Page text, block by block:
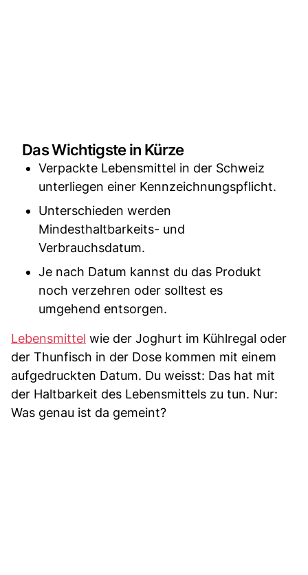
Das Wichtigste in Kürze
Verpackte Lebensmittel in der Schweiz
unterliegen einer Kennzeichnungspflicht.
Unterschieden werden
Mindesthaltbarkeits- und
Verbrauchsdatum.
Je nach Datum kannst du das Produkt
noch verzehren oder solltest es
umgehend entsorgen.
Lebensmittel wie der Joghurt im Kühlregal oder
der Thunfisch in der Dose kommen mit einem
aufgedruckten Datum. Du weisst: Das hat mit
der Haltbarkeit des Lebensmittels zu tun. Nur:
Was genau ist da gemeint?